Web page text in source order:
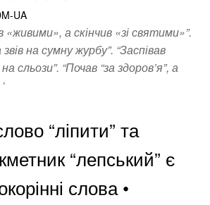
UA
«живими», а скінчив «зі святими»”.
на сумну журбу”. “Заспівав
сльози”. “Почав “за здоров’я”, а
“ліпити” та
“лепський” є
слова •